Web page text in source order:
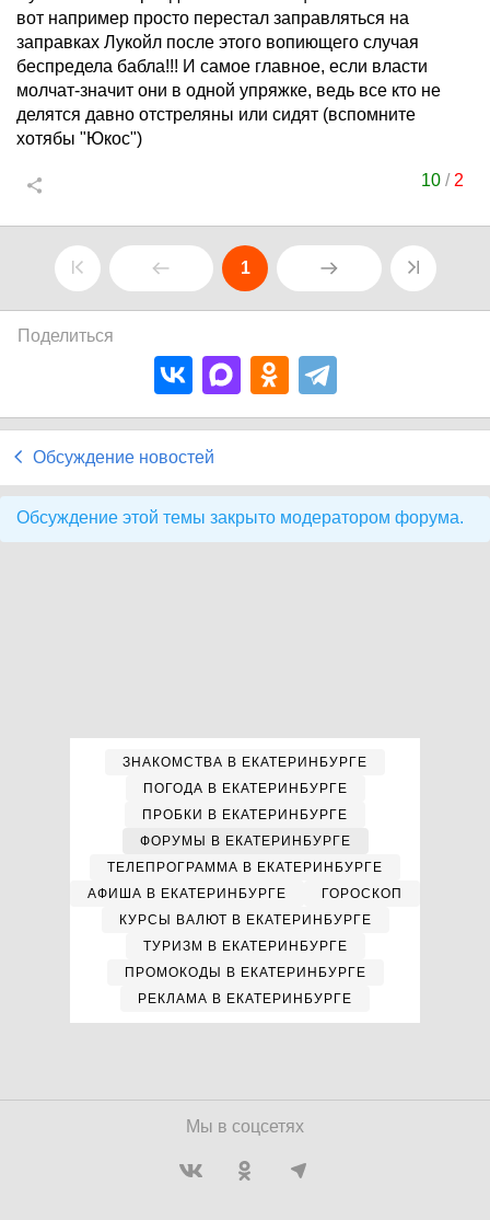
вот например просто перестал заправляться на
заправках Лукойл после этого вопиющего случая
беспредела бабла!!! И самое главное, если власти
молчат-значит они в одной упряжке, ведь все кто не
делятся давно отстреляны или сидят (вспомните
хотябы "Юкос")
10 / 2
1
Поделиться
Обсуждение новостей
Обсуждение этой темы закрыто модератором форума.
ЗНАКОМСТВА В ЕКАТЕРИНБУРГЕ
ПОГОДА В ЕКАТЕРИНБУРГЕ
ПРОБКИ В ЕКАТЕРИНБУРГЕ
ФОРУМЫ В ЕКАТЕРИНБУРГЕ
ТЕЛЕПРОГРАММА В ЕКАТЕРИНБУРГЕ
АФИША В ЕКАТЕРИНБУРГЕ
ГОРОСКОП
КУРСЫ ВАЛЮТ В ЕКАТЕРИНБУРГЕ
ТУРИЗМ В ЕКАТЕРИНБУРГЕ
ПРОМОКОДЫ В ЕКАТЕРИНБУРГЕ
РЕКЛАМА В ЕКАТЕРИНБУРГЕ
Мы в соцсетях